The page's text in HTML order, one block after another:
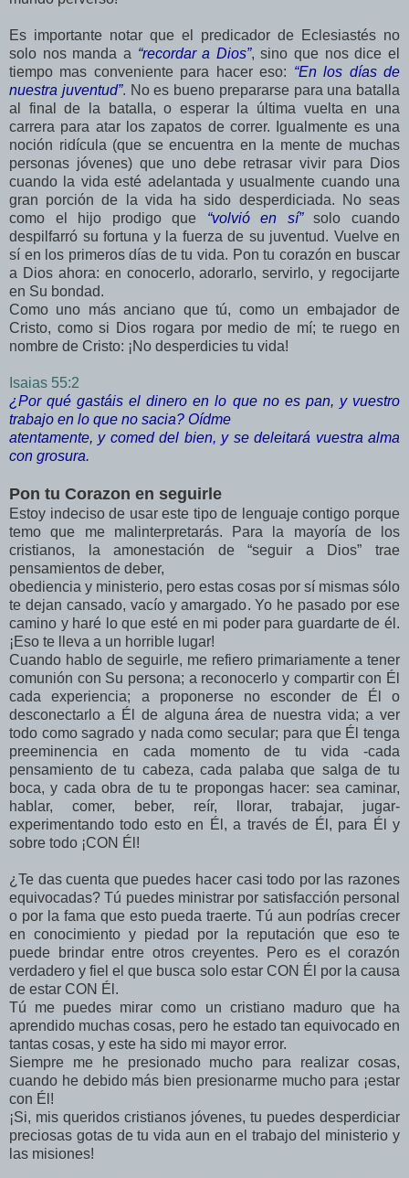
Es importante notar que el predicador de Eclesiastés no
solo nos manda a “recordar a Dios”, sino que nos dice el
tiempo mas conveniente para hacer eso: “En los días de
nuestra juventud”. No es bueno prepararse para una batalla
al final de la batalla, o esperar la última vuelta en una
carrera para atar los zapatos de correr. Igualmente es una
noción ridícula (que se encuentra en la mente de muchas
personas jóvenes) que uno debe retrasar vivir para Dios
cuando la vida esté adelantada y usualmente cuando una
gran porción de la vida ha sido desperdiciada. No seas
como el hijo prodigo que “volvió en sí”solo cuando
despilfarró su fortuna y la fuerza de su juventud. Vuelve en
sí en los primeros días de tu vida. Pon tu corazón en buscar
a Dios ahora: en conocerlo, adorarlo, servirlo, y regocijarte
en Su bondad.
Como uno más anciano que tú, como un embajador de
Cristo, como si Dios rogara por medio de mí; te ruego en
nombre de Cristo: ¡No desperdicies tu vida!
Isaias 55:2
¿Por qué gastáis el dinero en lo que no es pan, y vuestro
trabajo en lo que no sacia? Oídme
atentamente, y comed del bien, y se deleitará vuestra alma
con grosura.
Pon tu Corazon en seguirle
Estoy indeciso de usar este tipo de lenguaje contigo porque
temo que me malinterpretarás. Para la mayoría de los
cristianos, la amonestación de “seguir a Dios” trae
pensamientos de deber,
obediencia y ministerio, pero estas cosas por sí mismas sólo
te dejan cansado, vacío y amargado. Yo he pasado por ese
camino y haré lo que esté en mi poder para guardarte de él.
¡Eso te lleva a un horrible lugar!
Cuando hablo de seguirle, me refiero primariamente a tener
comunión con Su persona; a reconocerlo y compartir con Él
cada experiencia; a proponerse no esconder de Él o
desconectarlo a Él de alguna área de nuestra vida; a ver
todo como sagrado y nada como secular; para que Él tenga
preeminencia en cada momento de tu vida -cada
pensamiento de tu cabeza, cada palaba que salga de tu
boca, y cada obra de tu te propongas hacer: sea caminar,
hablar, comer, beber, reír, llorar, trabajar, jugar-
experimentando todo esto en Él, a través de Él, para Él y
sobre todo ¡CON Él!
¿Te das cuenta que puedes hacer casi todo por las razones
equivocadas? Tú puedes ministrar por satisfacción personal
o por la fama que esto pueda traerte. Tú aun podrías crecer
en conocimiento y piedad por la reputación que eso te
puede brindar entre otros creyentes. Pero es el corazón
verdadero y fiel el que busca solo estar CON Él por la causa
de estar CON Él.
Tú me puedes mirar como un cristiano maduro que ha
aprendido muchas cosas, pero he estado tan equivocado en
tantas cosas, y este ha sido mi mayor error.
Siempre me he presionado mucho para realizar cosas,
cuando he debido más bien presionarme mucho para ¡estar
con Él!
¡Si, mis queridos cristianos jóvenes, tu puedes desperdiciar
preciosas gotas de tu vida aun en el trabajo del ministerio y
las misiones!